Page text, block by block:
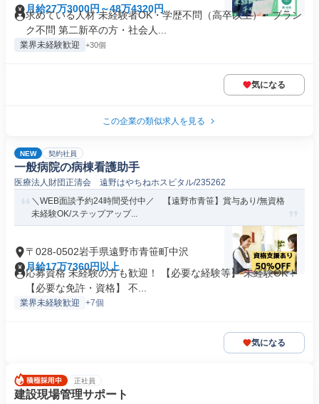
月給27万3000円～48万4320円
求めている人材 未経験者OK・学歴不問（高卒以上）・ブラン
ク不問 第二新卒の方・社会人...
業界未経験歓迎 +30個
気になる
この企業の類似求人を見る
NEW 契約社員
一般病院の病棟看護助手
医療法人財団正清会 遠野はやちねホスピタル/235262
＼WEB面談予約24時間受付中／ 【遠野市青笹】賞与あり/無資格
未経験OK/ステップアップ...
〒028-0502岩手県遠野市青笹町中沢
月給17万7360円以上
応募資格 未経験の方も歓迎！ 【必要な経験等】 未経験OK！
【必要な免許・資格】 不...
業界未経験歓迎 +7個
気になる
正社員
建設現場管理サポート